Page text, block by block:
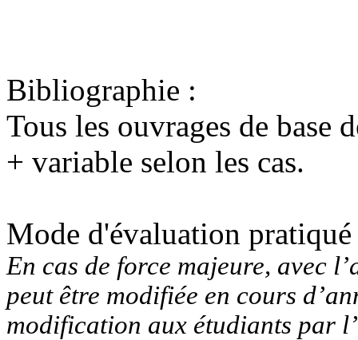
Bibliographie :
Tous les ouvrages de base
+ variable selon les cas.
Mode d'évaluation pratiqué
En cas de force majeure, avec
peut être modifiée en cours
modification aux étudiants par